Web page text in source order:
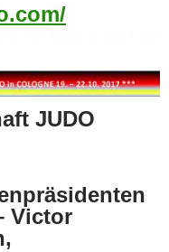
JUDO
Victor